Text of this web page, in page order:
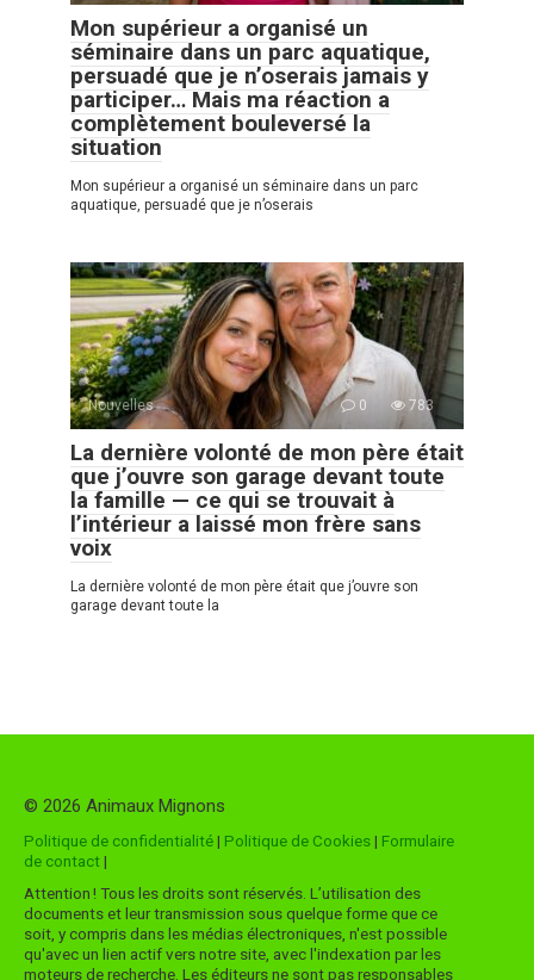
Mon supérieur a organisé un
séminaire dans un parc aquatique,
persuadé que je n’oserais jamais y
participer… Mais ma réaction a
complètement bouleversé la
situation
Mon supérieur a organisé un séminaire dans un parc
aquatique, persuadé que je n’oserais
Nouvelles 0 783
La dernière volonté de mon père était
que j’ouvre son garage devant toute
la famille — ce qui se trouvait à
l’intérieur a laissé mon frère sans
voix
La dernière volonté de mon père était que j’ouvre son
garage devant toute la
© 2026 Animaux Mignons
Politique de confidentialité| Politique de Cookies| Formulaire
de contact|
Attention ! Tous les droits sont réservés. L’utilisation des
documents et leur transmission sous quelque forme que ce
soit, y compris dans les médias électroniques, n'est possible
qu'avec un lien actif vers notre site, avec l'indexation par les
moteurs de recherche. Les éditeurs ne sont pas responsables